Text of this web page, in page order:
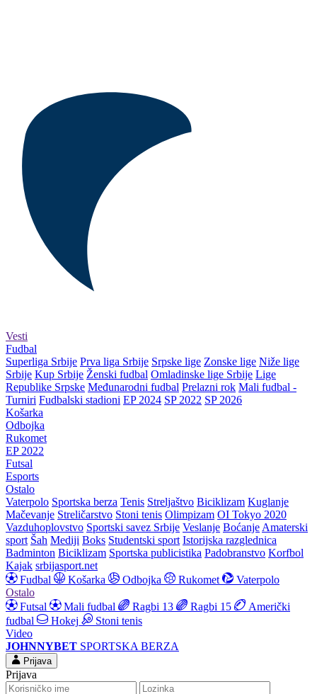
Vesti
Fudbal
Superliga Srbije Prva liga Srbije Srpske lige Zonske lige Niže lige
Srbije Kup Srbije Ženski fudbal Omladinske lige Srbije Lige
Republike Srpske Međunarodni fudbal Prelazni rok Mali fudbal -
Turniri Fudbalski stadioni EP 2024 SP 2022 SP 2026
Košarka
Odbojka
Rukomet
EP 2022
Futsal
Esports
Ostalo
Vaterpolo Sportska berza Tenis Streljaštvo Biciklizam Kuglanje
Mačevanje Streličarstvo Stoni tenis Olimpizam OI Tokyo 2020
Vazduhoplovstvo Sportski savez Srbije Veslanje Boćanje Amaterski
sport Šah Mediji Boks Studentski sport Istorijska razglednica
Badminton Biciklizam Sportska publicistika Padobranstvo Korfbol
Kajak srbijasport.net
Fudbal
Košarka Odbojka Rukomet
Vaterpolo
Ostalo
Futsal
Mali fudbal Ragbi 13 Ragbi 15
Američki
fudbal
Hokej
Stoni tenis
Video
JOHNNYBET SPORTSKA BERZA
Prijava
Prijava